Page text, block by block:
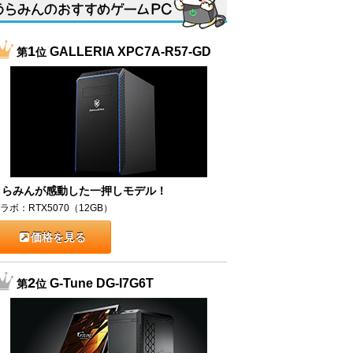
第1位GALLERIA XPC7A-R57-GD
みんが感動した一押しモデル！
ボ：RTX5070（12GB）
価格を見る
第2位G-Tune DG-I7G6T